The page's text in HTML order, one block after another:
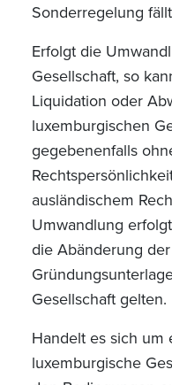
Sonderregelung
Erfolgt die
Gesellschaft, so
Liquidation oder
luxemburgischen
gegebenenfalls
ausländischem
Umwandlung
die Abänderung
Gesellschaft gelten.
Handelt es sich
luxemburgische